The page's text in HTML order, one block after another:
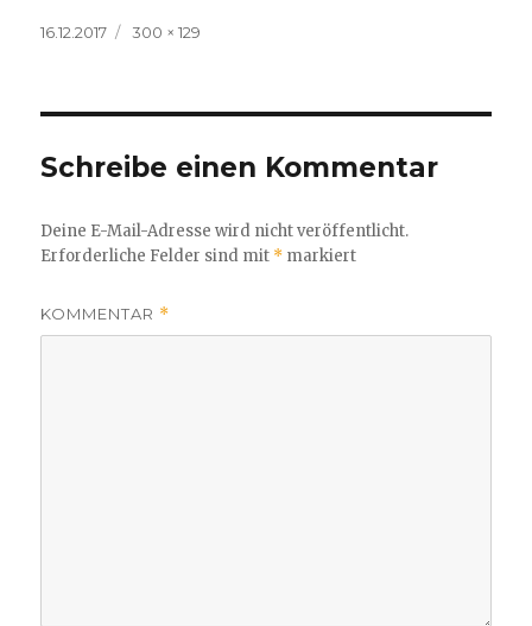
Veröffentlicht
16.12.2017
Volle
300 × 129
Schreibe einen Kommentar
Deine E-Mail-Adresse wird nicht veröffentlicht.
Erforderliche Felder sind mit * markiert
KOMMENTAR *